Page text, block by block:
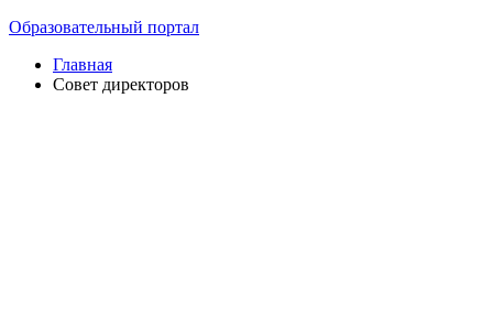
Образовательный портал
Главная
Совет директоров